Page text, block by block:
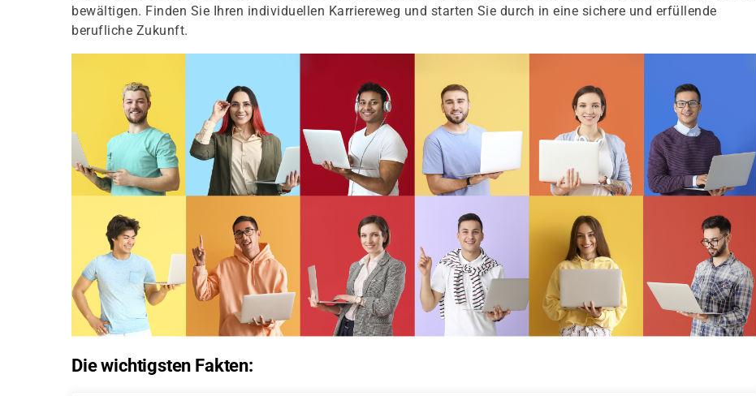
bewältigen. Finden Sie Ihren individuellen Karriereweg und starten Sie durch in eine sichere und erfüllende
berufliche Zukunft.
Die wichtigsten Fakten: